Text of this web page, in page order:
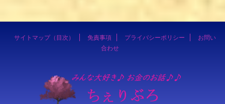
サイトマップ（目次） 免責事項 プライバシーポリシー
お問い
合わせ